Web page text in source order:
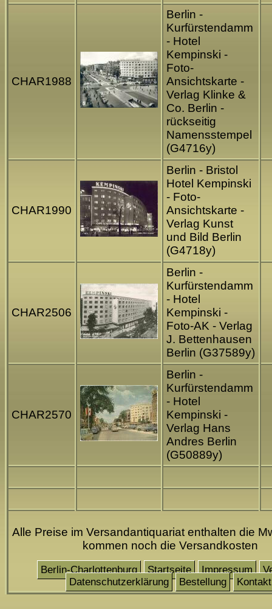
CHAR1988
Berlin -
Kurfürstendamm
- Hotel
Kempinski -
Foto-
Ansichtskarte -
Verlag Klinke &
Co. Berlin -
rückseitig
Namensstempel
(G4716y)
CHAR1990
Berlin - Bristol
Hotel Kempinski
- Foto-
Ansichtskarte -
Verlag Kunst
und Bild Berlin
(G4718y)
CHAR2506
Berlin -
Kurfürstendamm
- Hotel
Kempinski -
Foto-AK - Verlag
J. Bettenhausen
Berlin (G37589y)
CHAR2570
Berlin -
Kurfürstendamm
- Hotel
Kempinski -
Verlag Hans
Andres Berlin
(G50889y)
Alle Preise im Versandantiquariat enthalten die
kommen noch die Versandkosten
Berlin-Charlottenburg Startseite Impressum
Datenschutzerklärung
Bestellung Kontakt